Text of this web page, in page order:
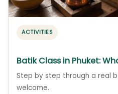
ACTIVITIES
Batik Class in Phuket:
Step by step through a real
welcome.